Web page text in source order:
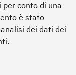
conto di una
è stato
dei dati dei